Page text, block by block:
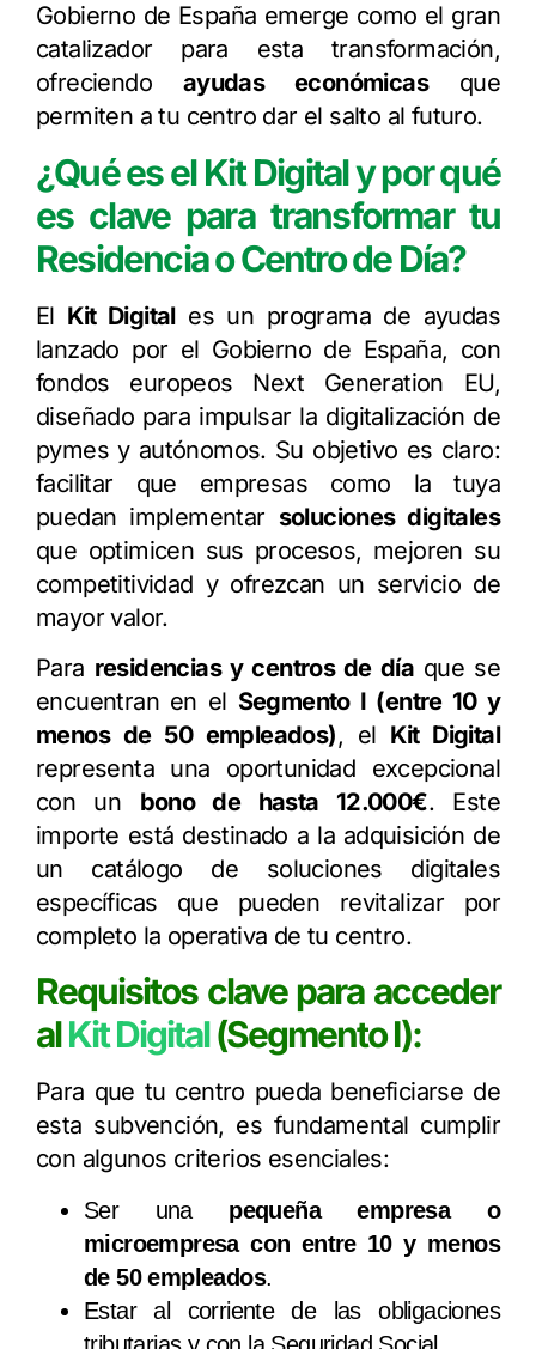
Gobierno de España emerge como el gran
catalizador para esta transformación,
ofreciendo ayudas económicasque
permiten a tu centro dar el salto al futuro.
¿Qué es el Kit Digital y por qué
es clave para transformar tu
Residencia o Centro de Día?
El Kit Digitales un programa de ayudas
lanzado por el Gobierno de España, con
fondos europeos Next Generation EU,
diseñado para impulsar la digitalización de
pymes y autónomos. Su objetivo es claro:
facilitar que empresas como la tuya
puedan implementar soluciones digitales
que optimicen sus procesos, mejoren su
competitividad y ofrezcan un servicio de
mayor valor.
Para residencias y centros de día que se
encuentran en el Segmento I (entre 10 y
menos de 50 empleados), el Kit Digital
representa una oportunidad excepcional
con un bono de hasta 12.000€. Este
importe está destinado a la adquisición de
un catálogo de soluciones digitales
específicas que pueden revitalizar por
completo la operativa de tu centro.
Requisitos clave para acceder
alKit Digital(Segmento I):
Para que tu centro pueda beneficiarse de
esta subvención, es fundamental cumplir
con algunos criterios esenciales:
Ser una pequeña empresa o
microempresa con entre 10 y menos
de 50 empleados.
Estar al corriente de las obligaciones